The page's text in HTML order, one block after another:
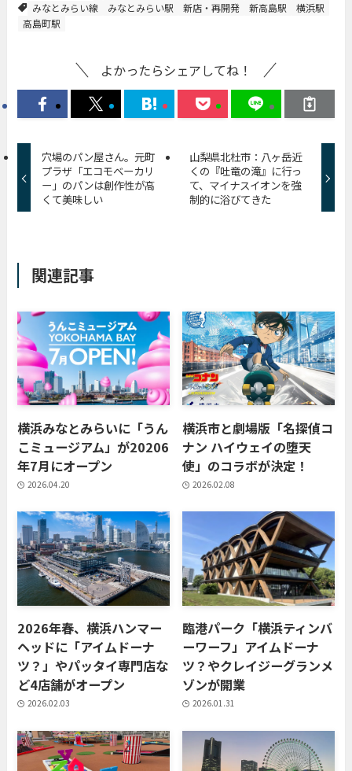
みなとみらい線
みなとみらい駅 新店・再開発 新高島駅
横浜駅
高島町駅
よかったらシェアしてね！
穴場のパン屋さん。元町
プラザ「エコモベーカリ
ー」のパンは創作性が高
くて美味しい
山梨県北杜市：八ヶ岳近
くの『吐竜の滝』に行っ
て、マイナスイオンを強
制的に浴びてきた
関連記事
横浜みなとみらいに「うん
こミュージアム」が20206
年7月にオープン
2026.04.20
横浜市と劇場版「名探偵コ
ナン ハイウェイの堕天
使」のコラボが決定！
2026.02.08
2026年春、横浜ハンマー
ヘッドに「アイムドーナ
ツ？」やパッタイ専門店な
ど4店舗がオープン
2026.02.03
臨港パーク「横浜ティンバ
ーワーフ」アイムドーナ
ツ？やクレイジーグランメ
ゾンが開業
2026.01.31